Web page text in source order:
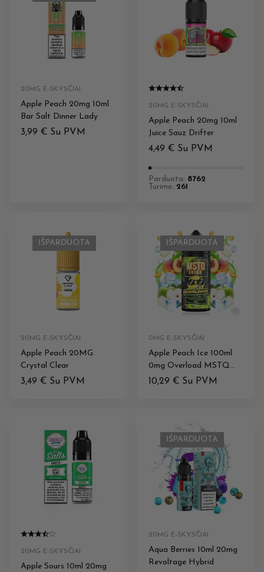
20MG E-SKYSČIAI
Apple Peach 20mg 10ml
Bar Salt Dinner Lady
3,99 € Su PVM
20MG E-SKYSČIAI
Apple Peach 20mg 10ml
Juice Sauz Drifter
4,49 € Su PVM
Parduota: 8762
Turime: 261
IŠPARDUOTA
20MG E-SKYSČIAI
Apple Peach 20MG
Crystal Clear
3,49 € Su PVM
IŠPARDUOTA
0MG E-SKYSČIAI
Apple Peach Ice 100ml
0mg Overload MSTQ
Juice
10,29 € Su PVM
20MG E-SKYSČIAI
Apple Sours 10ml 20mg
IŠPARDUOTA
20MG E-SKYSČIAI
Aqua Berries 10ml 20mg
Revoltage Hybrid